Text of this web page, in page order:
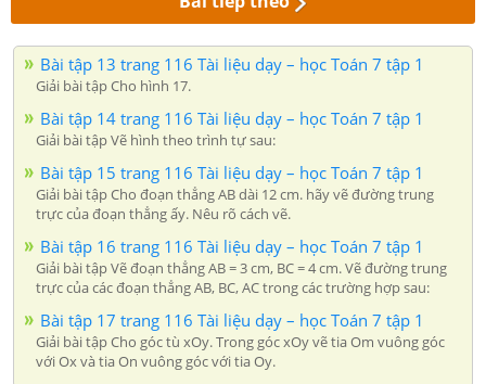
Bài tập 13 trang 116 Tài liệu dạy – học Toán 7 tập 1
Giải bài tập Cho hình 17.
Bài tập 14 trang 116 Tài liệu dạy – học Toán 7 tập 1
Giải bài tập Vẽ hình theo trình tự sau:
Bài tập 15 trang 116 Tài liệu dạy – học Toán 7 tập 1
Giải bài tập Cho đoạn thẳng AB dài 12 cm. hãy vẽ đường trung
trực của đoạn thẳng ấy. Nêu rõ cách vẽ.
Bài tập 16 trang 116 Tài liệu dạy – học Toán 7 tập 1
Giải bài tập Vẽ đoạn thẳng AB = 3 cm, BC = 4 cm. Vẽ đường trung
trực của các đoạn thẳng AB, BC, AC trong các trường hợp sau:
Bài tập 17 trang 116 Tài liệu dạy – học Toán 7 tập 1
Giải bài tập Cho góc tù xOy. Trong góc xOy vẽ tia Om vuông góc
với Ox và tia On vuông góc với tia Oy.